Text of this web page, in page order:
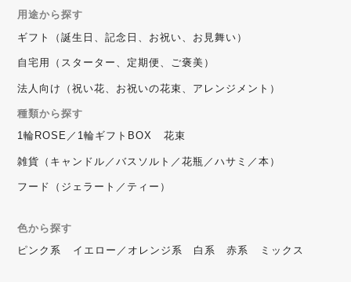
用途から探す
ギフト（誕生日、記念日、お祝い、お見舞い）
自宅用（スターター、定期便、ご褒美）
法人向け（祝い花、お祝いの花束、アレンジメント）
種類から探す
1輪ROSE／1輪ギフトBOX
花束
雑貨（キャンドル／バスソルト／花瓶／ハサミ／本）
フード（ジェラート／ティー）
色から探す
ピンク系
イエロー／オレンジ系 白系 赤系 ミックス